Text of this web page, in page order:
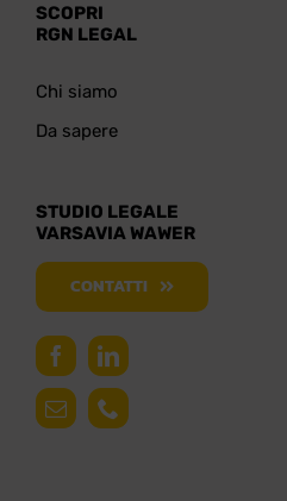
SCOPRI
RGN LEGAL
Chi siamo
Da sapere
STUDIO LEGALE
VARSAVIA WAWER
CONTATTI